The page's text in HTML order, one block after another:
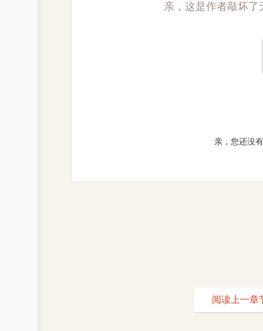
亲，这是作者敲坏
亲，您还没
阅读上一章